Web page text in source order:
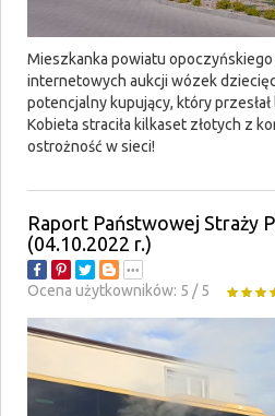
Mieszkanka powiatu opoczyńskiego
internetowych aukcji wózek
potencjalny kupujący, który
Kobieta straciła kilkaset złotych z
ostrożność w sieci!
Raport Państwowej Straży
(04.10.2022 r.)
Ocena użytkowników: 5 /5